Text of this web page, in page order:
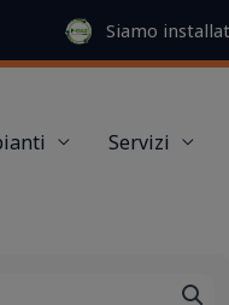
Siamo
Servizi